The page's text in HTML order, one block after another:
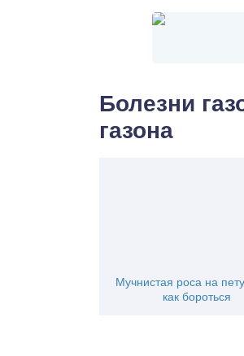
Болезни
газона
Мучнистая роса на
как бороться